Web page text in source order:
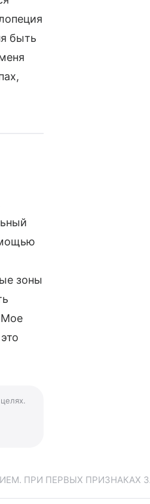
быть
зоны
Мое
ПРИ ПЕРВЫХ ПРИЗНАКАХ